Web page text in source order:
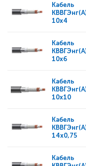
Кабель
10x4
Кабель
10x6
Кабель
10x10
Кабель
14x0,75
Кабель